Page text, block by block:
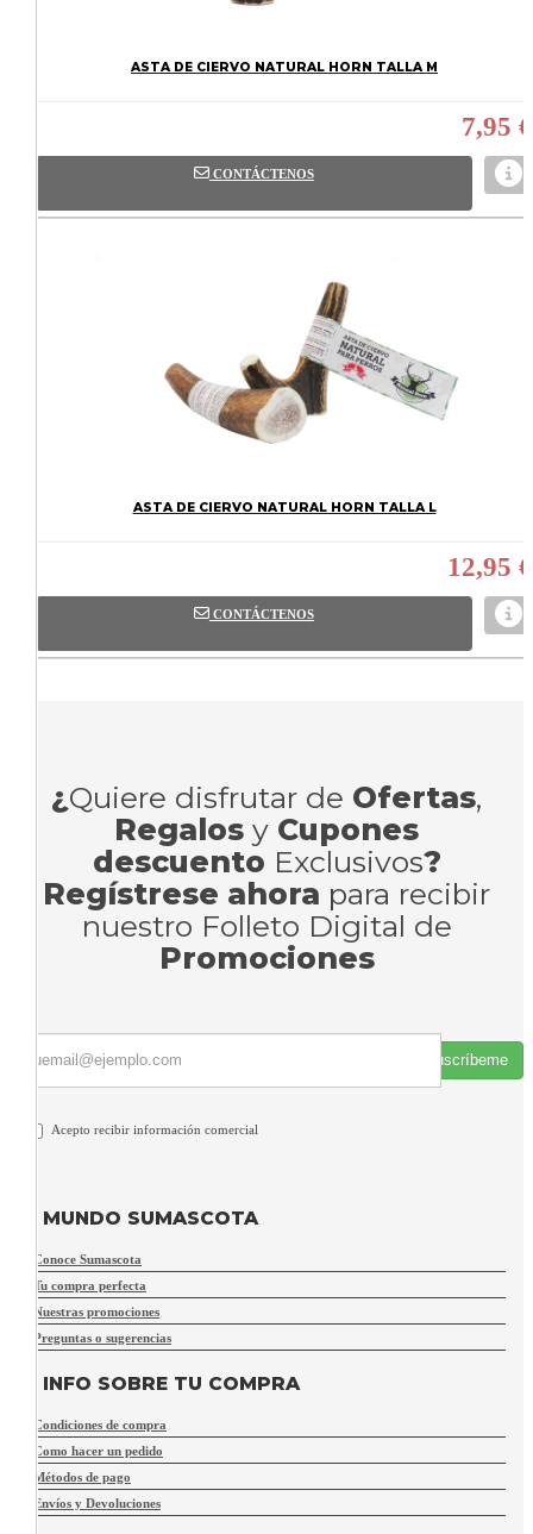
ASTA DE CIERVO NATURAL HORN TALLA M
7,95 €
CONTÁCTENOS
ASTA DE CIERVO NATURAL HORN TALLA L
12,95 €
CONTÁCTENOS
¿Quiere disfrutar de Ofertas,
Regalos y Cupones
descuento Exclusivos?
Regístrese ahora para recibir
nuestro Folleto Digital de
Promociones
Suscríbeme
Acepto recibir información comercial
MUNDO SUMASCOTA
Conoce Sumascota
Tu compra perfecta
Nuestras promociones
Preguntas o sugerencias
INFO SOBRE TU COMPRA
Condiciones de compra
Como hacer un pedido
Métodos de pago
Envíos y Devoluciones